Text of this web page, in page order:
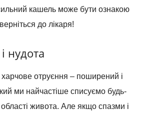
кашель може бути ознакою
до лікаря!
нудота
отруєння – поширений і
ми найчастіше списуємо будь-
живота. Але якщо спазми і